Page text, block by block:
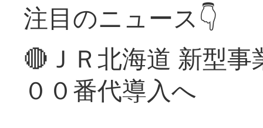
注目のニュース👇
🔴ＪＲ北海道 新型
００番代導入へ